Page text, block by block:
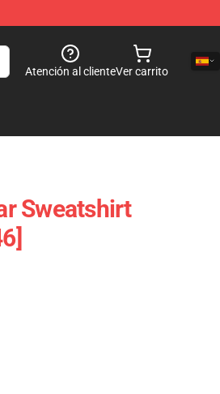
Atención al clienteVer carrito
Sweatshirt